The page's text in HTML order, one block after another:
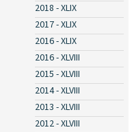
2018 - XLIX
2017 - XLIX
2016 - XLIX
2016 - XLVIII
2015 - XLVIII
2014 - XLVIII
2013 - XLVIII
2012 - XLVIII